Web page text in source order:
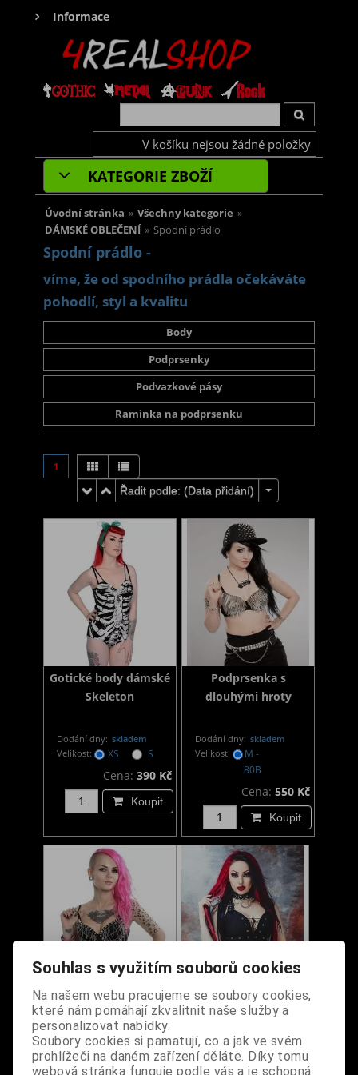
Informace
V košíku nejsou žádné položky
KATEGORIE ZBOŽÍ
Úvodní stránka » Všechny kategorie »
DÁMSKÉ OBLEČENÍ » Spodní prádlo
Spodní prádlo -
víme, že od spodního prádla očekáváte
pohodlí, styl a kvalitu
Body
Podprsenky
Podvazkové pásy
Ramínka na podprsenku
1
Řadit podle: (Data přidání)
Gotické body dámské
Skeleton
Dodání dny: skladem
Velikost:
XS S
Cena: 390 Kč
Koupit
Podprsenka s
dlouhými hroty
Dodání dny: skladem
Velikost:
M -
80B
Cena: 550 Kč
Koupit
Podprsenka s hroty a
řetízky
Dodání dny:
skladem
Gotický podprsenkový
Dodání dny:
skladem
Souhlas s využitím souborů cookies
Na našem webu pracujeme se soubory cookies,
které nám pomáhají zkvalitnit naše služby a
personalizovat nabídky.
Soubory cookies si pamatují, co a jak ve svém
prohlížeči na daném zařízení děláte. Díky tomu
webová stránka funguje podle vás a je schopná